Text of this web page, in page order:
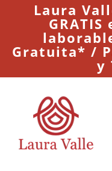
Laura
Gratuita* /
y